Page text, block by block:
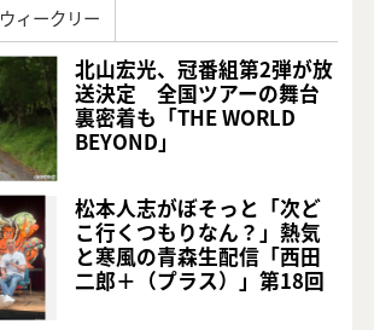
ウィークリー
北山宏光、冠番組第2弾が放
送決定 全国ツアーの舞台
裏密着も「THE WORLD
BEYOND」
松本人志がぼそっと「次ど
こ行くつもりなん？」熱気
と寒風の青森生配信「西田
二郎＋（プラス）」第18回